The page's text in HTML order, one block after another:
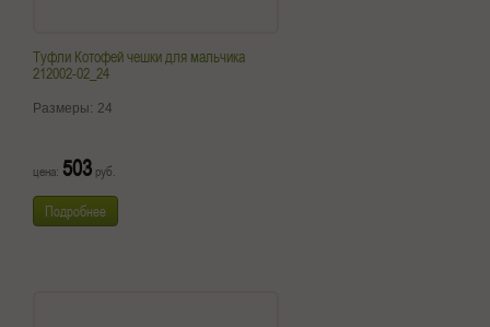
Туфли Котофей чешки для мальчика
212002-02_24
Размеры: 24
цена: 503 руб.
Подробнее